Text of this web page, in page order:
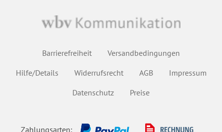
Barrierefreiheit
Versandbedingungen
Hilfe/Details
Widerrufsrecht AGB
Impressum
Datenschutz
Preise
Zahlungsarten: